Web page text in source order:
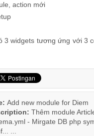
action mới
3 widgets tương ứng với 3
Add new module for Diem
Thêm module
- Mirgate DB php
...